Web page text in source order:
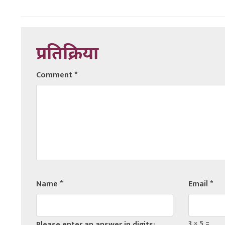
प्रतिक्रिया
Comment*
Name* Email*